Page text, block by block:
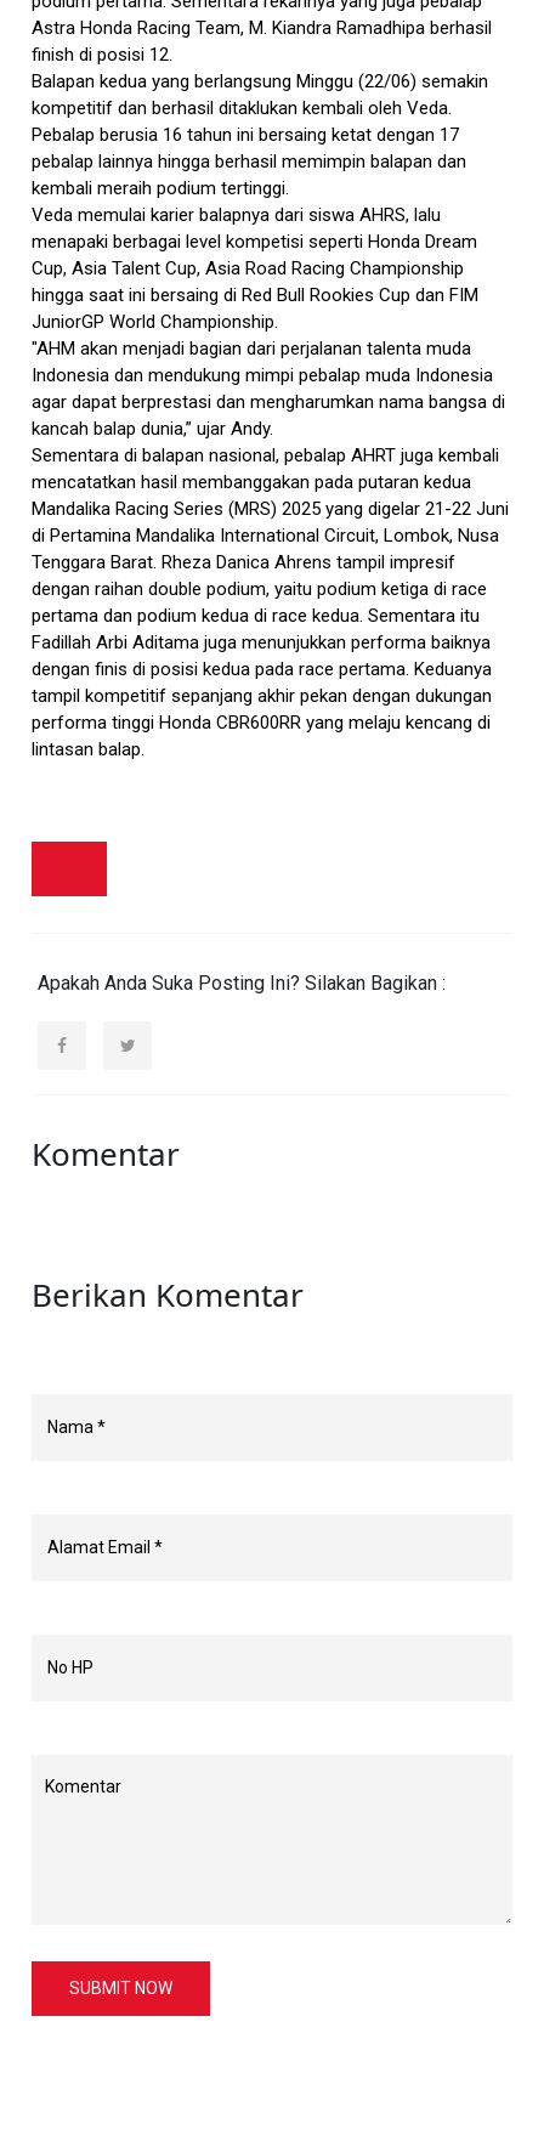
Astra Honda Racing Team, M. Kiandra Ramadhipa berhasil
finish di posisi 12.
Balapan kedua yang berlangsung Minggu (22/06) semakin
kompetitif dan berhasil ditaklukan kembali oleh Veda.
Pebalap berusia 16 tahun ini bersaing ketat dengan 17
pebalap lainnya hingga berhasil memimpin balapan dan
kembali meraih podium tertinggi.
Veda memulai karier balapnya dari siswa AHRS, lalu
menapaki berbagai level kompetisi seperti Honda Dream
Cup, Asia Talent Cup, Asia Road Racing Championship
hingga saat ini bersaing di Red Bull Rookies Cup dan FIM
JuniorGP World Championship.
"AHM akan menjadi bagian dari perjalanan talenta muda
Indonesia dan mendukung mimpi pebalap muda Indonesia
agar dapat berprestasi dan mengharumkan nama bangsa di
kancah balap dunia,” ujar Andy.
Sementara di balapan nasional, pebalap AHRT juga kembali
mencatatkan hasil membanggakan pada putaran kedua
Mandalika Racing Series (MRS) 2025 yang digelar 21-22 Juni
di Pertamina Mandalika International Circuit, Lombok, Nusa
Tenggara Barat. Rheza Danica Ahrens tampil impresif
dengan raihan double podium, yaitu podium ketiga di race
pertama dan podium kedua di race kedua. Sementara itu
Fadillah Arbi Aditama juga menunjukkan performa baiknya
dengan finis di posisi kedua pada race pertama. Keduanya
tampil kompetitif sepanjang akhir pekan dengan dukungan
performa tinggi Honda CBR600RR yang melaju kencang di
lintasan balap.
Apakah Anda Suka Posting Ini? Silakan Bagikan :
Komentar
Berikan Komentar
SUBMIT NOW